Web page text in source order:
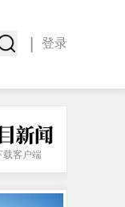
登录
载客户端